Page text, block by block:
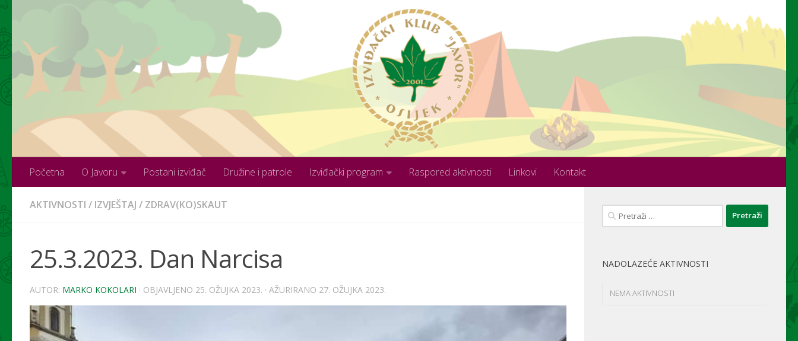
Početna O Javoru Postani izviđač Družine i patrole Izviđački program Raspored aktivnosti Linkovi Kontakt
AKTIVNOSTI / IZVJEŠTAJ / ZDRAV(KO)SKAUT
25.3.2023. Dan Narcisa
AUTOR: MARKO KOKOLARI · OBJAVLJENO 25. OŽUJKA 2023. · AŽURIRANO 27. OŽUJKA 2023.
Pretraži:
NADOLAZEĆE AKTIVNOSTI
NEMA AKTIVNOSTI